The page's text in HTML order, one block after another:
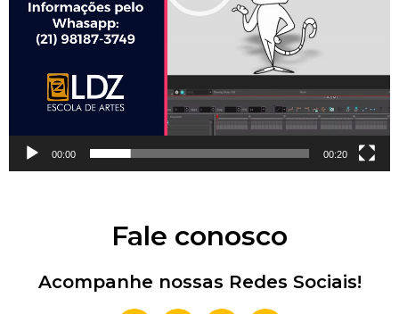
00:00 00:20
Fale conosco
Acompanhe nossas Redes Sociais!